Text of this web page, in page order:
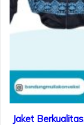
Jaket